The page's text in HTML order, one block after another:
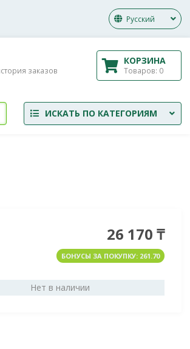
Русский
заказов
КОРЗИНА
Товаров: 0
ИСКАТЬ ПО КАТЕГОРИЯМ
26 170 ₸
БОНУСЫ ЗА ПОКУПКУ: 261.70
Нет в наличии